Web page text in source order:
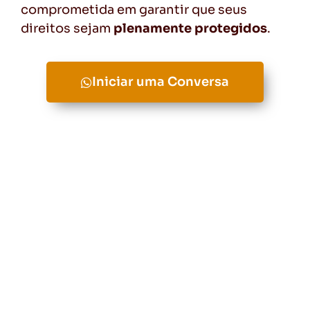
comprometida em garantir que seus
direitos sejam plenamente protegidos.
Iniciar uma Conversa